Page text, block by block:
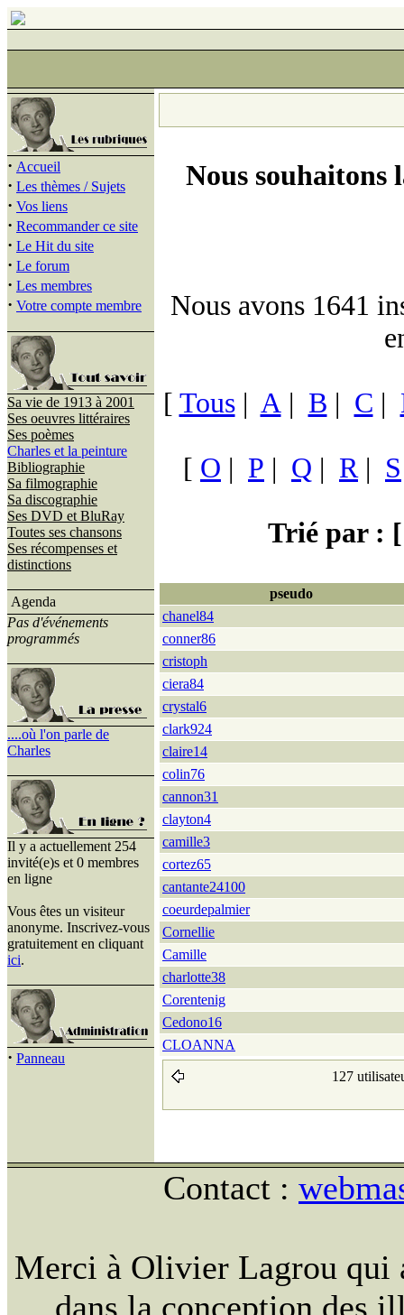
· Accueil
· Les thèmes / Sujets
· Vos liens
· Recommander ce site
· Le Hit du site
· Le forum
· Les membres
· Votre compte membre
Sa vie de 1913 à 2001
Ses oeuvres littéraires
Ses poèmes
Charles et la peinture
Bibliographie
Sa filmographie
Sa discographie
Ses DVD et BluRay
Toutes ses chansons
Ses récompenses et
distinctions
Agenda
Pas d'événements
programmés
....où l'on parle de
Charles
Il y a actuellement 254
invité(e)s et 0 membres
en ligne
Vous êtes un visiteur
anonyme. Inscrivez-vous
gratuitement en cliquant
ici.
· Panneau
Nous souhaitons
Nous avons 1641
[ Tous| A| B | C |
[ O | P | Q | R| S
Trié par : [
pseudo
chanel84
conner86
cristoph
ciera84
crystal6
clark924
claire14
colin76
cannon31
clayton4
camille3
cortez65
cantante24100
coeurdepalmier
Cornellie
Camille
charlotte38
Corentenig
Cedono16
CLOANNA
127
Contact :
Merci à Olivier Lagrou qui
dans la conception des